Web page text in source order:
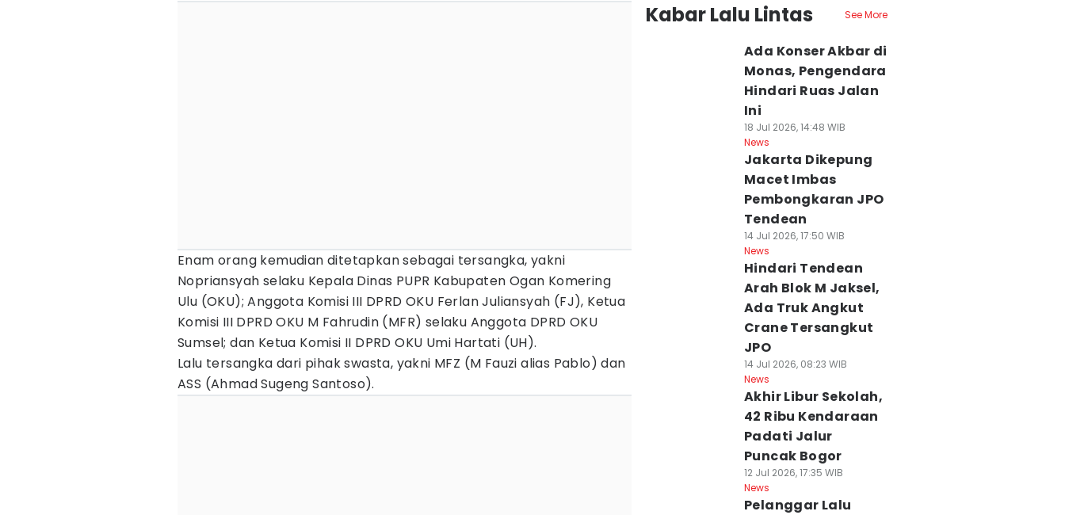
Enam orang kemudian ditetapkan sebagai tersangka, yakni
Nopriansyah selaku Kepala Dinas PUPR Kabupaten Ogan Komering
Ulu (OKU); Anggota Komisi III DPRD OKU Ferlan Juliansyah (FJ), Ketua
Komisi III DPRD OKU M Fahrudin (MFR) selaku Anggota DPRD OKU
Sumsel; dan Ketua Komisi II DPRD OKU Umi Hartati (UH).
Lalu tersangka dari pihak swasta, yakni MFZ (M Fauzi alias Pablo) dan
ASS (Ahmad Sugeng Santoso).
Kabar Lalu Lintas See More
Ada Konser Akbar di
Monas, Pengendara
Hindari Ruas Jalan
Ini
18 Jul 2026, 14:48 WIB
News
Jakarta Dikepung
Macet Imbas
Pembongkaran JPO
Tendean
14 Jul 2026, 17:50 WIB
News
Hindari Tendean
Arah Blok M Jaksel,
Ada Truk Angkut
Crane Tersangkut
JPO
14 Jul 2026, 08:23 WIB
News
Akhir Libur Sekolah,
42 Ribu Kendaraan
Padati Jalur
Puncak Bogor
12 Jul 2026, 17:35 WIB
News
Pelanggar Lalu